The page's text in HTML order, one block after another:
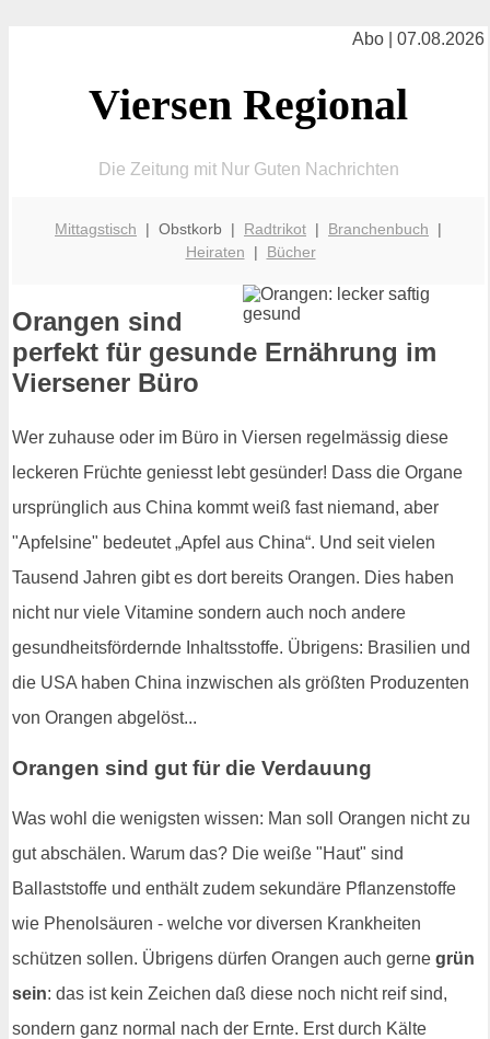
Abo | 07.08.2026
Viersen Regional
Die Zeitung mit Nur Guten Nachrichten
Mittagstisch | Obstkorb | Radtrikot | Branchenbuch |
Heiraten | Bücher
Orangen sind
perfekt für gesunde Ernährung im
Viersener Büro
Wer zuhause oder im Büro in Viersen regelmässig diese
leckeren Früchte geniesst lebt gesünder! Dass die Organe
ursprünglich aus China kommt weiß fast niemand, aber
"Apfelsine" bedeutet „Apfel aus China“. Und seit vielen
Tausend Jahren gibt es dort bereits Orangen. Dies haben
nicht nur viele Vitamine sondern auch noch andere
gesundheitsfördernde Inhaltsstoffe. Übrigens: Brasilien und
die USA haben China inzwischen als größten Produzenten
von Orangen abgelöst...
Orangen sind gut für die Verdauung
Was wohl die wenigsten wissen: Man soll Orangen nicht zu
gut abschälen. Warum das? Die weiße "Haut" sind
Ballaststoffe und enthält zudem sekundäre Pflanzenstoffe
wie Phenolsäuren - welche vor diversen Krankheiten
schützen sollen. Übrigens dürfen Orangen auch gerne grün
sein: das ist kein Zeichen daß diese noch nicht reif sind,
sondern ganz normal nach der Ernte. Erst durch Kälte